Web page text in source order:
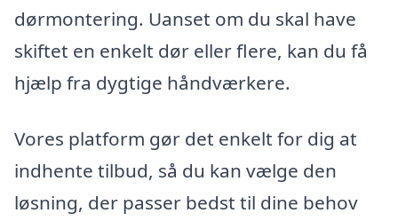
dørmontering. Uanset om du skal have
skiftet en enkelt dør eller flere, kan du få
hjælp fra dygtige håndværkere.
Vores platform gør det enkelt for dig at
indhente tilbud, så du kan vælge den
løsning, der passer bedst til dine behov